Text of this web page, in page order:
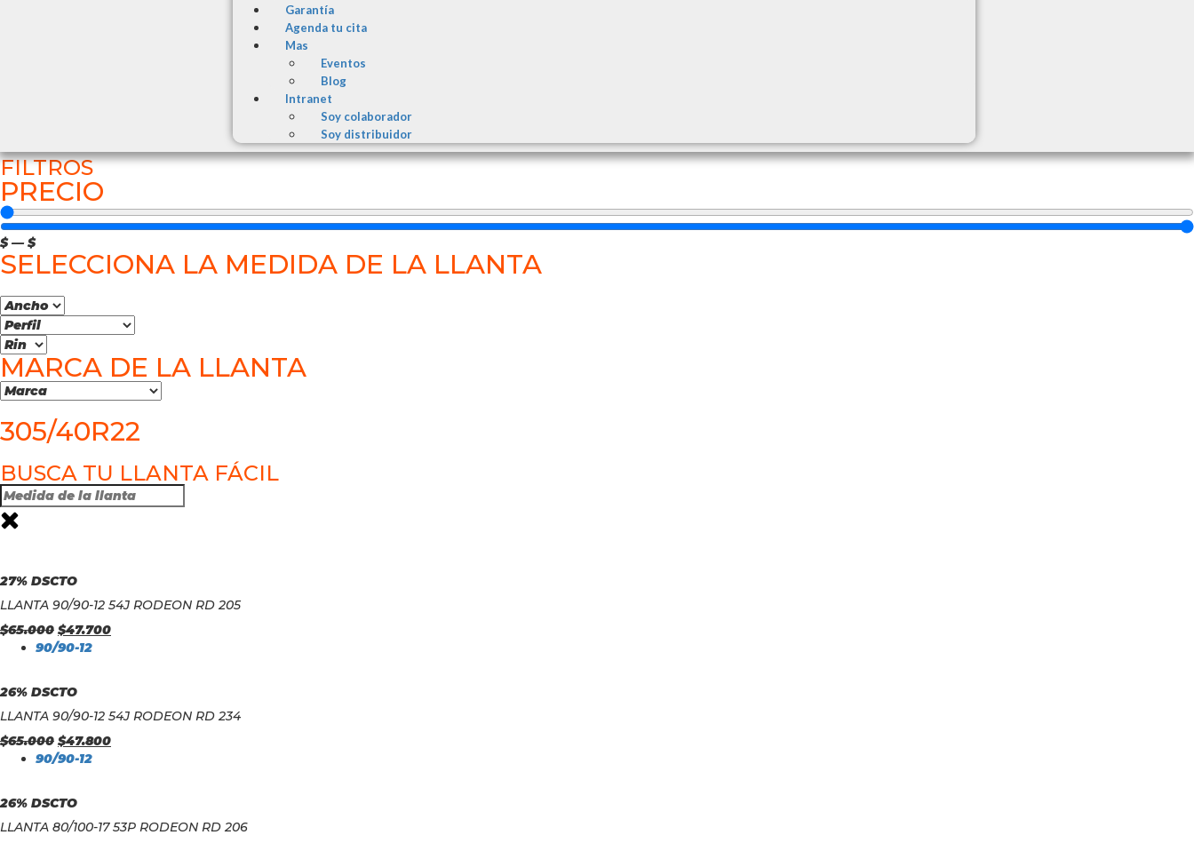
Garantía
Agenda tu cita
Mas
Eventos
Blog
Intranet
Soy colaborador
Soy distribuidor
FILTROS
PRECIO
$ —$
SELECCIONA LA MEDIDA DE LA LLANTA
MARCA DE LA LLANTA
305/40R22
BUSCA TU LLANTA FÁCIL
27% DSCTO
LLANTA 90/90-12 54J RODEON RD 205
$65.000 $47.700
90/90-12
26% DSCTO
LLANTA 90/90-12 54J RODEON RD 234
$65.000 $47.800
90/90-12
26% DSCTO
LLANTA 80/100-17 53P RODEON RD 206